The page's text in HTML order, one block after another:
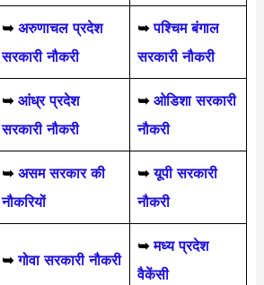
➥ अरुणाचल प्रदेश
सरकारी नौकरी
➥ पश्चिम बंगाल
सरकारी नौकरी
➥ आंध्र प्रदेश
सरकारी नौकरी
➥ ओडिशा सरकारी
नौकरी
➥ असम सरकार की
नौकरियों
➥ यूपी सरकारी
नौकरी
➥गोवा सरकारी नौकरी
➥ मध्य प्रदेश
वैकेंसी